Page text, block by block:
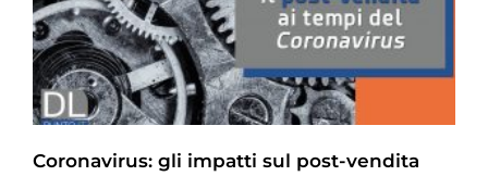
Coronavirus: gli impatti sul post-vendita